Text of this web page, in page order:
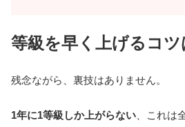
等級を早く上げるコツ
残念ながら、裏技はありません。
1年に1等級しか上がらない 、これは